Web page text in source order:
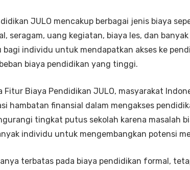
JULO mencakup berbagai jenis biaya
seragam, uang kegiatan, biaya les, dan
bagi individu untuk mendapatkan akses ke
biaya pendidikan yang tinggi.
Fitur Biaya Pendidikan JULO, masyarakat
hambatan finansial dalam mengakses
tingkat putus sekolah karena masalah
individu untuk mengembangkan potensi
terbatas pada biaya pendidikan formal,